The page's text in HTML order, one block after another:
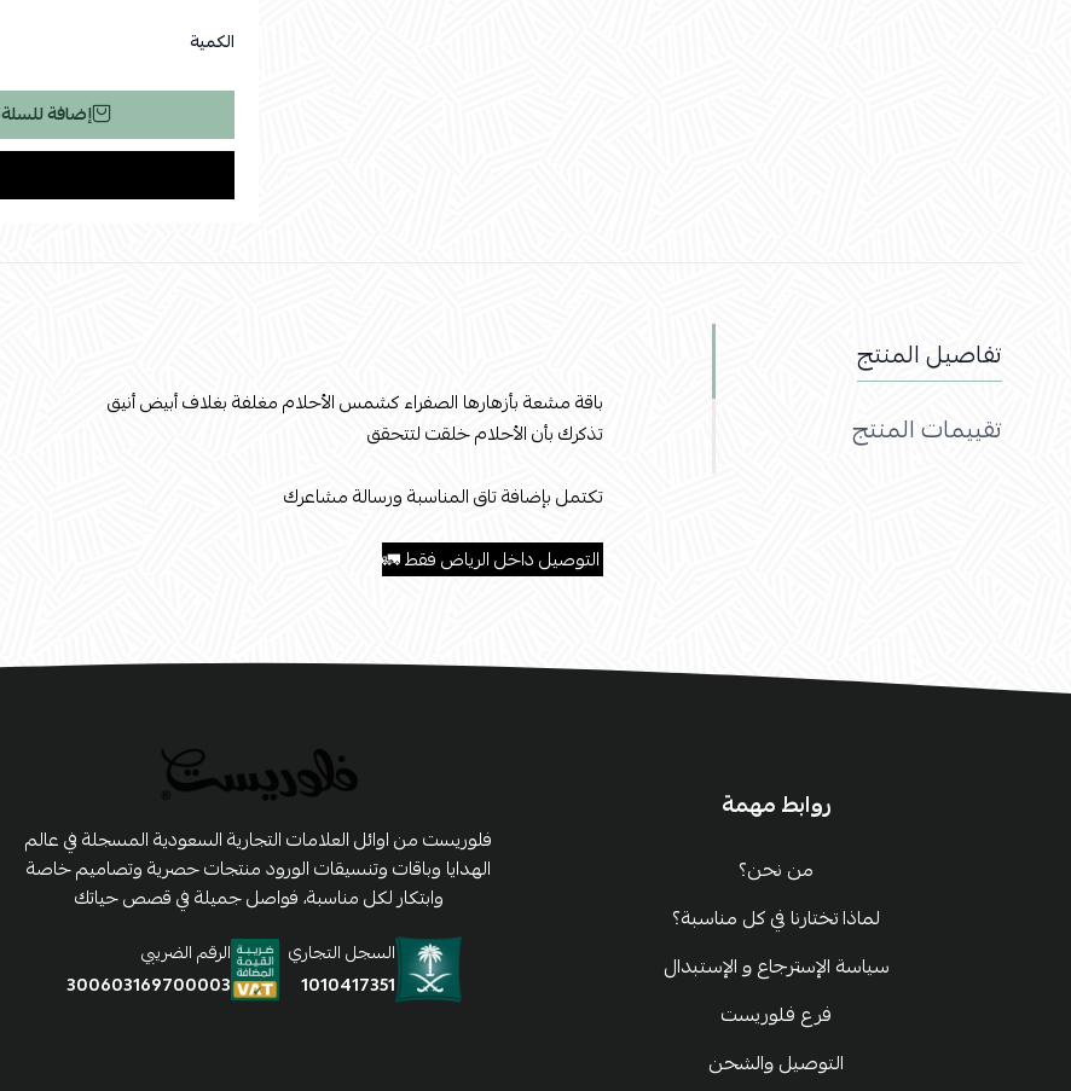
الكمية
إضافة للسلة
تفاصيل المنتج
تقييمات المنتج
باقة مشعة بأزهارها الصفراء كشمس الأحلام مغلفة بغلاف أبيض أنيق
تذكرك بأن الأحلام خلقت لتتحقق
تكتمل بإضافة تاق المناسبة ورسالة مشاعرك
التوصيل داخل الرياض فقط 🚛
روابط مهمة
من نحن؟
لماذا تختارنا في كل مناسبة؟
سياسة الإسترجاع و الإستبدال
فرع فلوريست
التوصيل والشحن
فلوريست من اوائل العلامات التجارية السعودية المسجلة في عالم
الهدايا وباقات وتنسيقات الورود منتجات حصرية وتصاميم خاصة
وابتكار لكل مناسبة، فواصل جميلة في قصص حياتك
السجل التجاري
1010417351
الرقم الضريبي
300603169700003